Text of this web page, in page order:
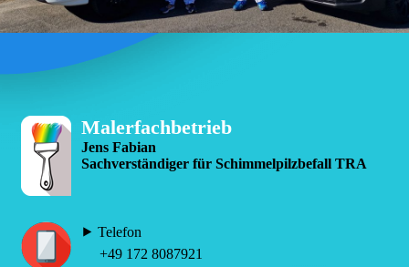
Malerfachbetrieb
Jens Fabian
Sachverständiger für Schimmelpilzbefall TRA
⯈ Telefon
+49 172 8087921